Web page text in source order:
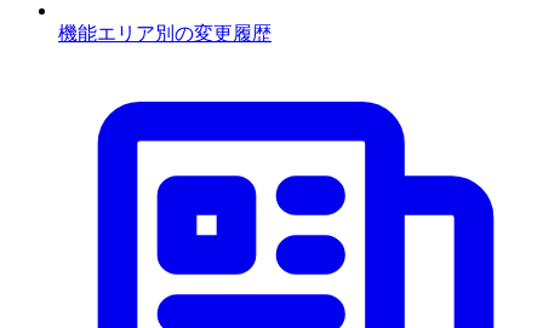
機能エリア別の変更履歴